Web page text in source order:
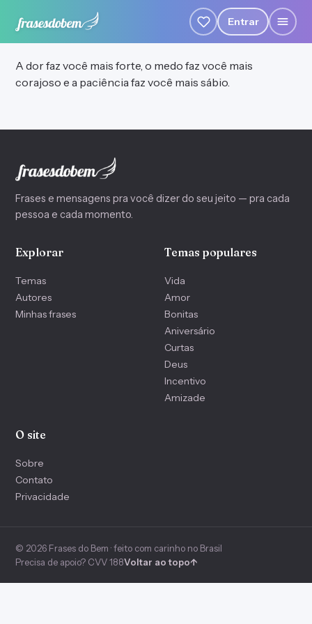
Entrar
A dor faz você mais forte, o medo faz você mais
corajoso e a paciência faz você mais sábio.
Frases e mensagens pra você dizer do seu jeito — pra cada
pessoa e cada momento.
Explorar
Temas
Autores
Minhas frases
Temas populares
Vida
Amor
Bonitas
Aniversário
Curtas
Deus
Incentivo
Amizade
O site
Sobre
Contato
Privacidade
© 2026 Frases do Bem · feito com carinho no Brasil
Precisa de apoio? CVV 188Voltar ao topo↑